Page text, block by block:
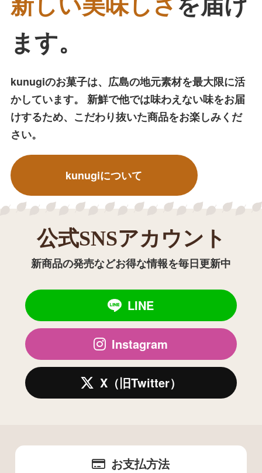
新しい美味しさ を届け
ます。
kunugiのお菓子は、広島の地元素材を最大限に活
かしています。 新鮮で他では味わえない味をお届
けするため、こだわり抜いた商品をお楽しみくだ
さい。
kunugiについて
公式SNSアカウント
新商品の発売などお得な情報を毎日更新中
LINE
Instagram
X（旧Twitter）
お支払方法